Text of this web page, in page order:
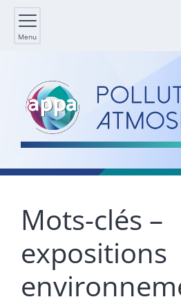
Menu
Mots-clés –
expositions